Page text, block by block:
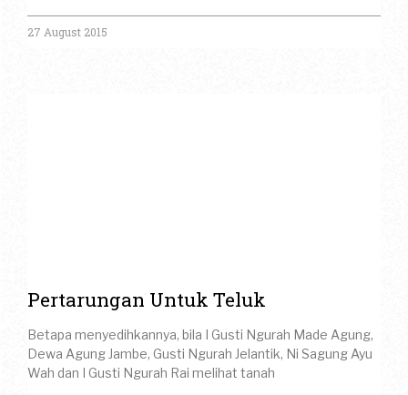
27 August 2015
Pertarungan Untuk Teluk
Betapa menyedihkannya, bila I Gusti Ngurah Made Agung,
Dewa Agung Jambe, Gusti Ngurah Jelantik, Ni Sagung Ayu
Wah dan I Gusti Ngurah Rai melihat tanah